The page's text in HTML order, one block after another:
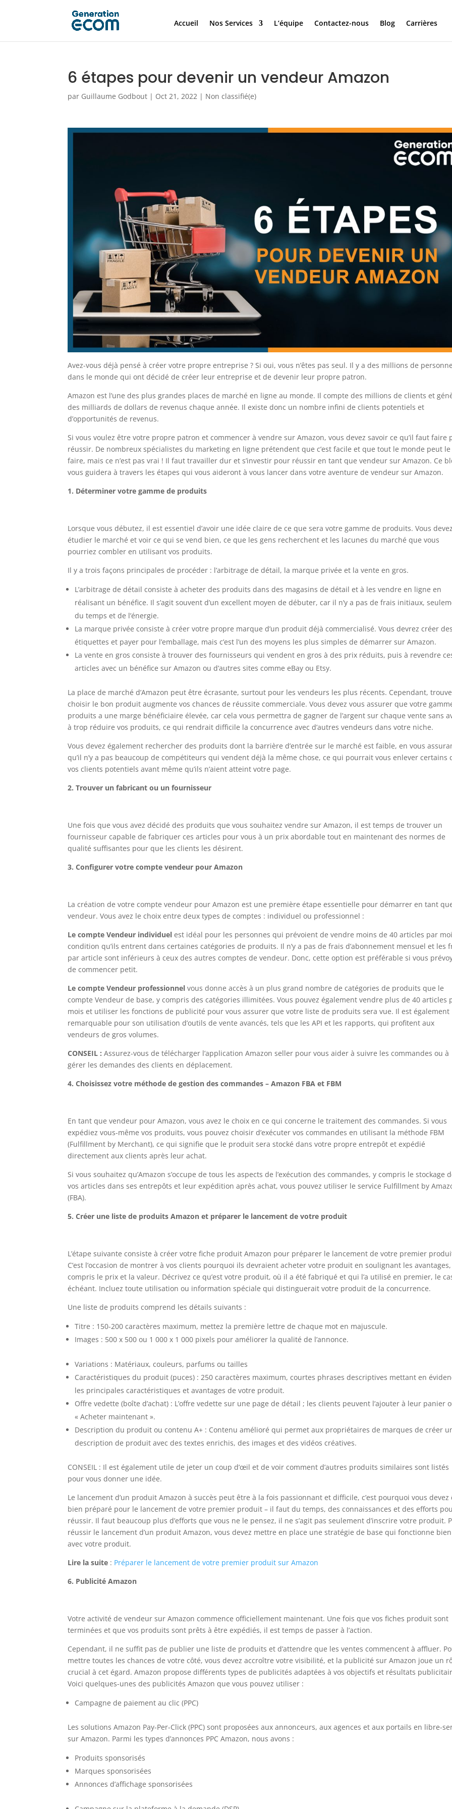
Accueil Nos Services L’équipe Contactez-nous Blog Carrières
6 étapes pour devenir un vendeur Amazon
par Guillaume Godbout | Oct 21, 2022 | Non classifié(e)
Avez-vous déjà pensé à créer votre propre entreprise ? Si oui, vous n’êtes pas seul. Il y a des millions de
dans le monde qui ont décidé de créer leur entreprise et de devenir leur propre patron.
Amazon est l’une des plus grandes places de marché en ligne au monde. Il compte des millions de clients et
des milliards de dollars de revenus chaque année. Il existe donc un nombre infini de clients potentiels et
d’opportunités de revenus.
Si vous voulez être votre propre patron et commencer à vendre sur Amazon, vous devez savoir ce qu’il faut faire
réussir. De nombreux spécialistes du marketing en ligne prétendent que c’est facile et que tout le monde peut le
faire, mais ce n’est pas vrai ! Il faut travailler dur et s’investir pour réussir en tant que vendeur sur Amazon. Ce
vous guidera à travers les étapes qui vous aideront à vous lancer dans votre aventure de vendeur sur Amazon.
1. Déterminer votre gamme de produits
Lorsque vous débutez, il est essentiel d’avoir une idée claire de ce que sera votre gamme de produits. Vous devez
étudier le marché et voir ce qui se vend bien, ce que les gens recherchent et les lacunes du marché que vous
pourriez combler en utilisant vos produits.
Il y a trois façons principales de procéder : l’arbitrage de détail, la marque privée et la vente en gros.
L’arbitrage de détail consiste à acheter des produits dans des magasins de détail et à les vendre en ligne en
réalisant un bénéfice. Il s’agit souvent d’un excellent moyen de débuter, car il n’y a pas de frais initiaux,
du temps et de l’énergie.
La marque privée consiste à créer votre propre marque d’un produit déjà commercialisé. Vous devrez créer des
étiquettes et payer pour l’emballage, mais c’est l’un des moyens les plus simples de démarrer sur Amazon.
La vente en gros consiste à trouver des fournisseurs qui vendent en gros à des prix réduits, puis à revendre
articles avec un bénéfice sur Amazon ou d’autres sites comme eBay ou Etsy.
La place de marché d’Amazon peut être écrasante, surtout pour les vendeurs les plus récents. Cependant,
choisir le bon produit augmente vos chances de réussite commerciale. Vous devez vous assurer que votre
produits a une marge bénéficiaire élevée, car cela vous permettra de gagner de l’argent sur chaque vente sans
à trop réduire vos produits, ce qui rendrait difficile la concurrence avec d’autres vendeurs dans votre niche.
Vous devez également rechercher des produits dont la barrière d’entrée sur le marché est faible, en vous
qu’il n’y a pas beaucoup de compétiteurs qui vendent déjà la même chose, ce qui pourrait vous enlever certains
vos clients potentiels avant même qu’ils n’aient atteint votre page.
2. Trouver un fabricant ou un fournisseur
Une fois que vous avez décidé des produits que vous souhaitez vendre sur Amazon, il est temps de trouver un
fournisseur capable de fabriquer ces articles pour vous à un prix abordable tout en maintenant des normes de
qualité suffisantes pour que les clients les désirent.
3. Configurer votre compte vendeur pour Amazon
La création de votre compte vendeur pour Amazon est une première étape essentielle pour démarrer en tant
vendeur. Vous avez le choix entre deux types de comptes : individuel ou professionnel :
Le compte Vendeur individuel est idéal pour les personnes qui prévoient de vendre moins de 40 articles par
condition qu’ils entrent dans certaines catégories de produits. Il n’y a pas de frais d’abonnement mensuel et les
par article sont inférieurs à ceux des autres comptes de vendeur. Donc, cette option est préférable si vous
de commencer petit.
Le compte Vendeur professionnel vous donne accès à un plus grand nombre de catégories de produits que le
compte Vendeur de base, y compris des catégories illimitées. Vous pouvez également vendre plus de 40 articles
mois et utiliser les fonctions de publicité pour vous assurer que votre liste de produits sera vue. Il est également
remarquable pour son utilisation d’outils de vente avancés, tels que les API et les rapports, qui profitent aux
vendeurs de gros volumes.
CONSEIL : Assurez-vous de télécharger l’application Amazon seller pour vous aider à suivre les commandes ou à
gérer les demandes des clients en déplacement.
4. Choisissez votre méthode de gestion des commandes – Amazon FBA et FBM
En tant que vendeur pour Amazon, vous avez le choix en ce qui concerne le traitement des commandes. Si vous
expédiez vous-même vos produits, vous pouvez choisir d’exécuter vos commandes en utilisant la méthode FBM
(Fulfillment by Merchant), ce qui signifie que le produit sera stocké dans votre propre entrepôt et expédié
directement aux clients après leur achat.
Si vous souhaitez qu’Amazon s’occupe de tous les aspects de l’exécution des commandes, y compris le stockage
vos articles dans ses entrepôts et leur expédition après achat, vous pouvez utiliser le service Fulfillment by
(FBA).
5. Créer une liste de produits Amazon et préparer le lancement de votre produit
L’étape suivante consiste à créer votre fiche produit Amazon pour préparer le lancement de votre premier
C’est l’occasion de montrer à vos clients pourquoi ils devraient acheter votre produit en soulignant les
compris le prix et la valeur. Décrivez ce qu’est votre produit, où il a été fabriqué et qui l’a utilisé en premier, le
échéant. Incluez toute utilisation ou information spéciale qui distinguerait votre produit de la concurrence.
Une liste de produits comprend les détails suivants :
Titre : 150-200 caractères maximum, mettez la première lettre de chaque mot en majuscule.
Images : 500 x 500 ou 1 000 x 1 000 pixels pour améliorer la qualité de l’annonce.
Variations : Matériaux, couleurs, parfums ou tailles
Caractéristiques du produit (puces) : 250 caractères maximum, courtes phrases descriptives mettant en
les principales caractéristiques et avantages de votre produit.
Offre vedette (boîte d’achat) : L’offre vedette sur une page de détail ; les clients peuvent l’ajouter à leur panier
« Acheter maintenant ».
Description du produit ou contenu A+ : Contenu amélioré qui permet aux propriétaires de marques de créer
description de produit avec des textes enrichis, des images et des vidéos créatives.
CONSEIL : Il est également utile de jeter un coup d’œil et de voir comment d’autres produits similaires sont listés
pour vous donner une idée.
Le lancement d’un produit Amazon à succès peut être à la fois passionnant et difficile, c’est pourquoi vous devez
bien préparé pour le lancement de votre premier produit – il faut du temps, des connaissances et des efforts
réussir. Il faut beaucoup plus d’efforts que vous ne le pensez, il ne s’agit pas seulement d’inscrire votre produit.
réussir le lancement d’un produit Amazon, vous devez mettre en place une stratégie de base qui fonctionne bien
avec votre produit.
Lire la suite : Préparer le lancement de votre premier produit sur Amazon
6. Publicité Amazon
Votre activité de vendeur sur Amazon commence officiellement maintenant. Une fois que vos fiches produit sont
terminées et que vos produits sont prêts à être expédiés, il est temps de passer à l’action.
Cependant, il ne suffit pas de publier une liste de produits et d’attendre que les ventes commencent à affluer.
mettre toutes les chances de votre côté, vous devez accroître votre visibilité, et la publicité sur Amazon joue un
crucial à cet égard. Amazon propose différents types de publicités adaptées à vos objectifs et résultats
Voici quelques-unes des publicités Amazon que vous pouvez utiliser :
Campagne de paiement au clic (PPC)
Les solutions Amazon Pay-Per-Click (PPC) sont proposées aux annonceurs, aux agences et aux portails en libre-
sur Amazon. Parmi les types d’annonces PPC Amazon, nous avons :
Produits sponsorisés
Marques sponsorisées
Annonces d’affichage sponsorisées